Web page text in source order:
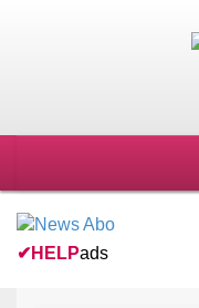
✔ HELPads